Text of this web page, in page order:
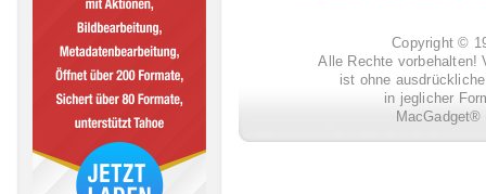
Copyright ©
Alle Rechte vorbehalten!
ist ohne
in jeglicher
MacGadget®